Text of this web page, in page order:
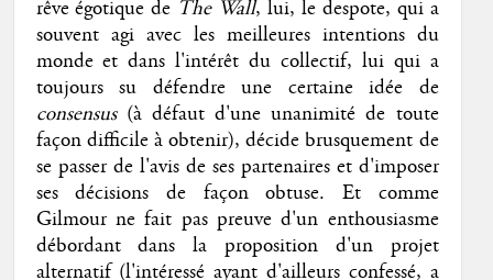
rêve égotique de The Wall, lui, le despote, qui a
souvent agi avec les meilleures intentions du
monde et dans l'intérêt du collectif, lui qui a
toujours su défendre une certaine idée de
consensus(à défaut d'une unanimité de toute
façon difficile à obtenir), décide brusquement de
se passer de l'avis de ses partenaires et d'imposer
ses décisions de façon obtuse. Et comme
Gilmour ne fait pas preuve d'un enthousiasme
débordant dans la proposition d'un projet
alternatif (l'intéressé ayant d'ailleurs confessé, a